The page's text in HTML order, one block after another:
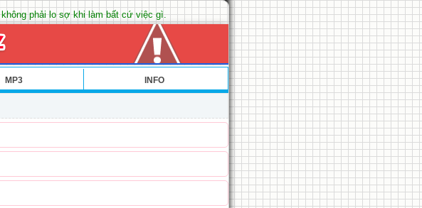
phải lo sợ khi làm bất cứ việc gì.
MP3 INFO